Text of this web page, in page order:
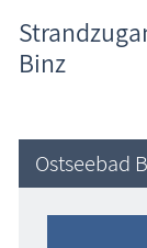
Urlaubsorte
Karten
Binz
Ostseebad